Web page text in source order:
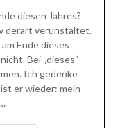
diesen Jahres?
derart verunstaltet.
Ende dieses
Bei „dieses“
Ich gedenke
er wieder: mein